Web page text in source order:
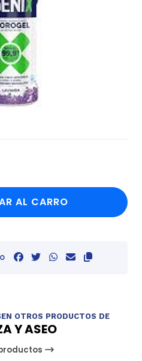
AL CARRO
OTROS PRODUCTOS DE
Y ASEO